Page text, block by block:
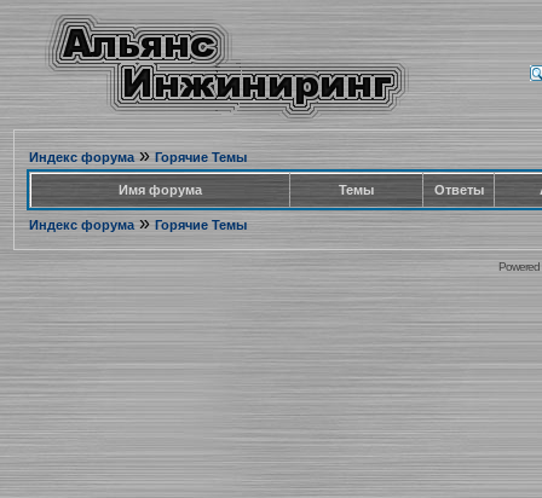
Индекс форума» Горячие Темы
Имя форума Темы Ответы
Индекс форума» Горячие Темы